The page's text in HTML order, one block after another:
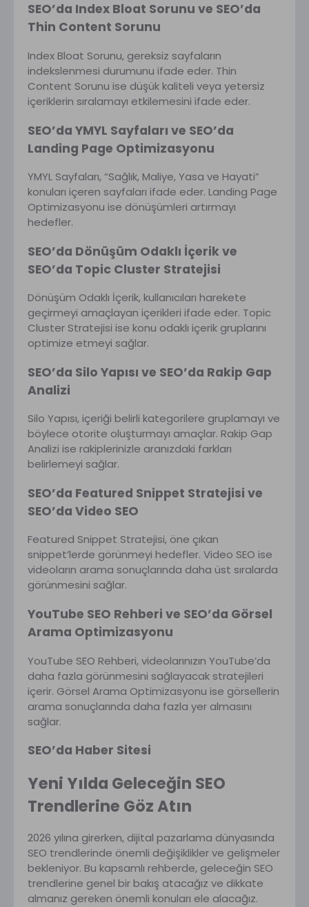
SEO’da Index Bloat Sorunu ve SEO’da
Thin Content Sorunu
Index Bloat Sorunu, gereksiz sayfaların
indekslenmesi durumunu ifade eder. Thin
Content Sorunu ise düşük kaliteli veya yetersiz
içeriklerin sıralamayı etkilemesini ifade eder.
SEO’da YMYL Sayfaları ve SEO’da
Landing Page Optimizasyonu
YMYL Sayfaları, “Sağlık, Maliye, Yasa ve Hayati”
konuları içeren sayfaları ifade eder. Landing Page
Optimizasyonu ise dönüşümleri artırmayı
hedefler.
SEO’da Dönüşüm Odaklı İçerik ve
SEO’da Topic Cluster Stratejisi
Dönüşüm Odaklı İçerik, kullanıcıları harekete
geçirmeyi amaçlayan içerikleri ifade eder. Topic
Cluster Stratejisi ise konu odaklı içerik gruplarını
optimize etmeyi sağlar.
SEO’da Silo Yapısı ve SEO’da Rakip Gap
Analizi
Silo Yapısı, içeriği belirli kategorilere gruplamayı ve
böylece otorite oluşturmayı amaçlar. Rakip Gap
Analizi ise rakiplerinizle aranızdaki farkları
belirlemeyi sağlar.
SEO’da Featured Snippet Stratejisi ve
SEO’da Video SEO
Featured Snippet Stratejisi, öne çıkan
snippet’lerde görünmeyi hedefler. Video SEO ise
videoların arama sonuçlarında daha üst sıralarda
görünmesini sağlar.
YouTube SEO Rehberi ve SEO’da Görsel
Arama Optimizasyonu
YouTube SEO Rehberi, videolarınızın YouTube’da
daha fazla görünmesini sağlayacak stratejileri
içerir. Görsel Arama Optimizasyonu ise görsellerin
arama sonuçlarında daha fazla yer almasını
sağlar.
SEO’da Haber Sitesi
Yeni Yılda Geleceğin SEO
Trendlerine Göz Atın
2026 yılına girerken, dijital pazarlama dünyasında
SEO trendlerinde önemli değişiklikler ve gelişmeler
bekleniyor. Bu kapsamlı rehberde, geleceğin SEO
trendlerine genel bir bakış atacağız ve dikkate
almanız gereken önemli konuları ele alacağız.